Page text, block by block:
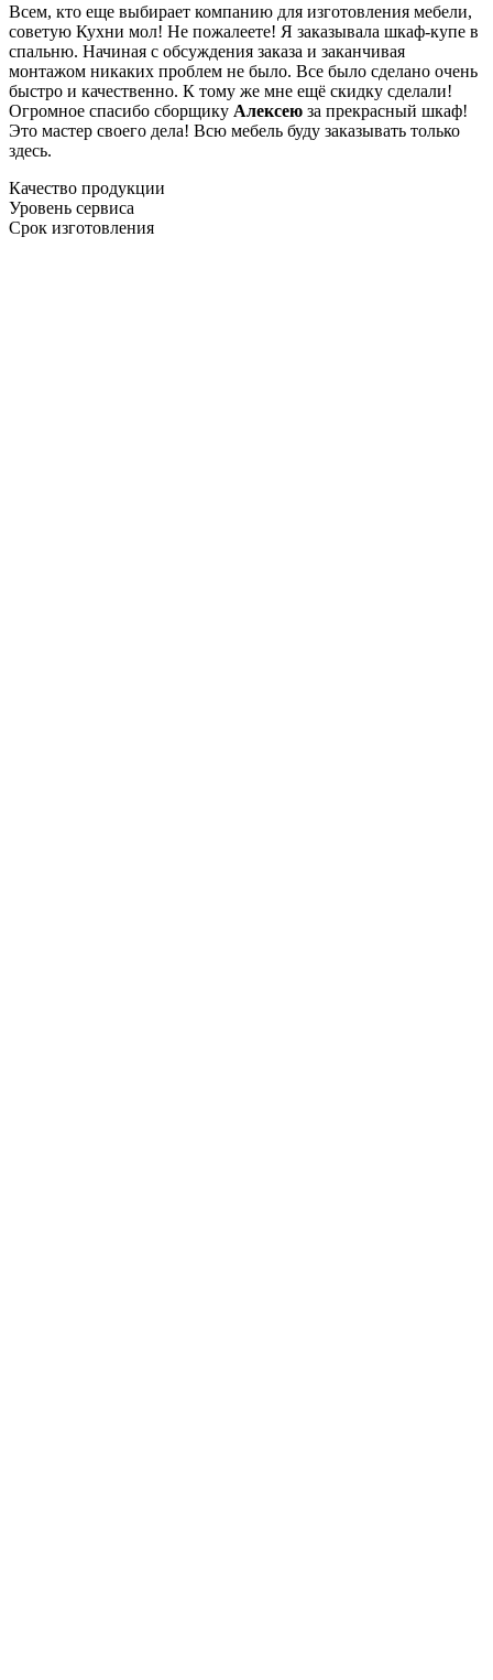
Всем, кто еще выбирает компанию для изготовления мебели,
советую Кухни мол! Не пожалеете! Я заказывала шкаф-купе в
спальню. Начиная с обсуждения заказа и заканчивая
монтажом никаких проблем не было. Все было сделано очень
быстро и качественно. К тому же мне ещё скидку сделали!
Огромное спасибо сборщику Алексею за прекрасный шкаф!
Это мастер своего дела! Всю мебель буду заказывать только
здесь.
Качество продукции
Уровень сервиса
Срок изготовления